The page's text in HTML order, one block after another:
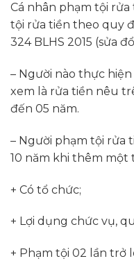
Cá nhân phạm tội
tội rửa tiền theo quy
324 BLHS 2015 (sửa
– Người nào thực
xem là rửa tiền nêu
đến 05 năm.
– Người phạm tội rửa
10 năm khi thêm
+ Có tổ chức;
+ Lợi dụng chức vụ,
+ Phạm tội 02 lần trở